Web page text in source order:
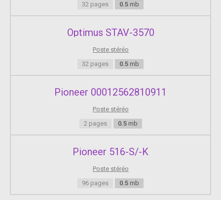
32 pages
0.5 mb
Optimus STAV-3570
Poste stéréo
32 pages
0.5 mb
Pioneer 00012562810911
Poste stéréo
2 pages
0.5mb
Pioneer 516-S/-K
Poste stéréo
96 pages
0.5 mb